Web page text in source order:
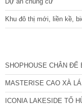
Khu đô thị mới, liền kề,
SHOPHOUSE CHÂN ĐẾ
MASTERISE CAO XÀ
ICONIA LAKESIDE TỐ